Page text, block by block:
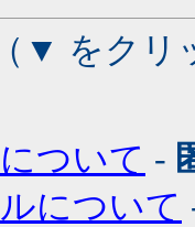
（▼ をクリ
ついて -
について